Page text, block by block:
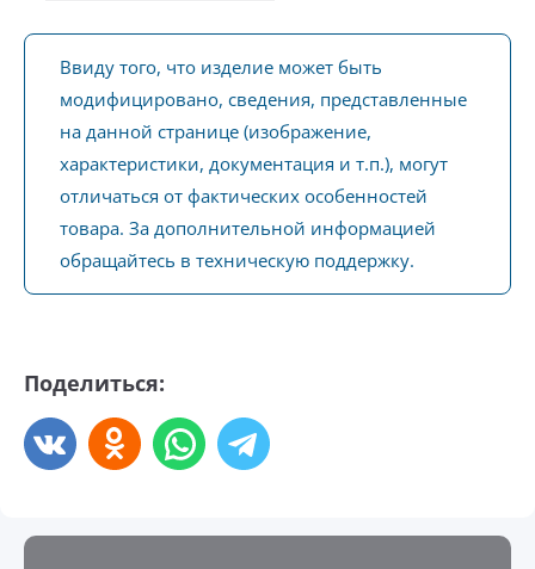
Ввиду того, что изделие может быть
модифицировано, сведения, представленные
на данной странице (изображение,
характеристики, документация и т.п.), могут
отличаться от фактических особенностей
товара. За дополнительной информацией
обращайтесь в техническую поддержку.
Поделиться: